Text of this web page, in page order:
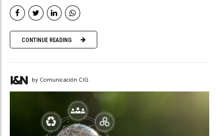
CONTINUE READING
by Comunicación CIG